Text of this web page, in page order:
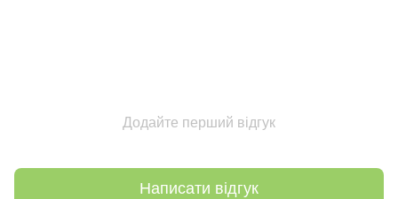
Додайте перший відгук
Написати відгук